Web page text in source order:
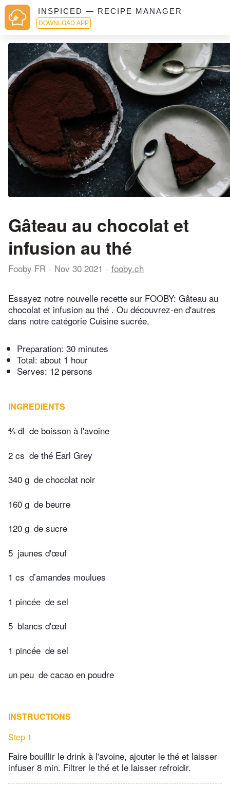
INSPICED — RECIPE MANAGER
DOWNLOAD APP
Gâteau au chocolat et
infusion au thé
Fooby FR Nov 30 2021 fooby.ch
Essayez notre nouvelle recette sur FOOBY: Gâteau au
chocolat et infusion au thé . Ou découvrez-en d'autres
dans notre catégorie Cuisine sucrée.
Preparation: 30 minutes
Total: about 1 hour
Serves: 12 persons
INGREDIENTS
⅘ dl de boisson à l'avoine
2 cs de thé Earl Grey
340 g de chocolat noir
160 g de beurre
120 g de sucre
5 jaunes d'œuf
1 cs d’amandes moulues
1 pincée de sel
5 blancs d'œuf
1 pincée de sel
un peu de cacao en poudre
INSTRUCTIONS
Step 1
Faire bouillir le drink à l'avoine, ajouter le thé et laisser
infuser 8 min. Filtrer le thé et le laisser refroidir.